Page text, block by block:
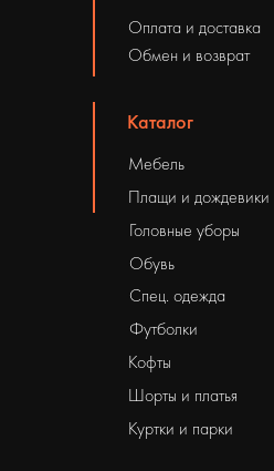
Оплата и доставка
Обмен и возврат
Каталог
Плащи и дождевики
Головные уборы
Обувь
Мебель
Спец. одежда
Футболки
Куртки и парки
Кофты
Шорты и платья